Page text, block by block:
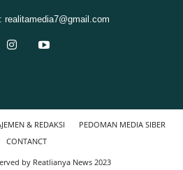
realitamedia7@gmail.com
& REDAKSI
PEDOMAN MEDIA SIBER
CONTANCT
by Reatlianya News 2023